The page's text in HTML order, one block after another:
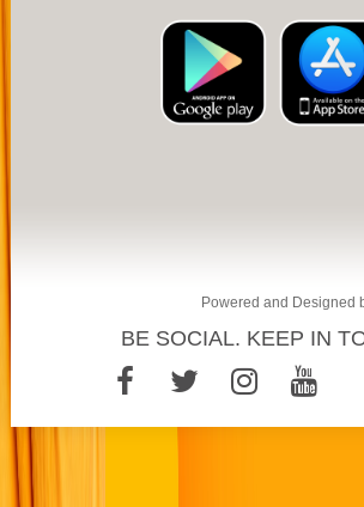
Powered and Designed
BE SOCIAL. KEEP IN